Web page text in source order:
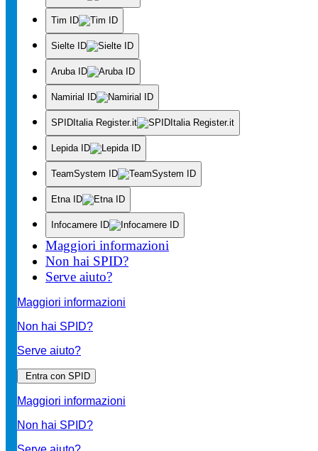
Tim ID
Sielte ID
Aruba ID
Namirial ID
SPIDItalia Register.it
Lepida ID
TeamSystem ID
Etna ID
Infocamere ID
Maggiori informazioni
Non hai SPID?
Serve aiuto?
Maggiori informazioni
Non hai SPID?
Serve aiuto?
Entra con SPID
Maggiori informazioni
Non hai SPID?